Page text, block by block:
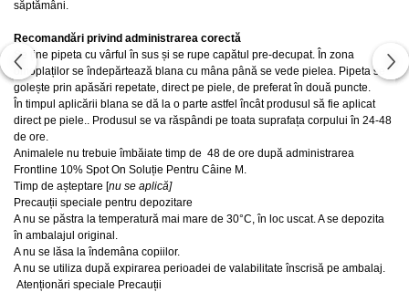
săptămâni.
Recomandări privind administrarea corectă
Se ține pipeta cu vârful în sus și se rupe capătul pre-decupat. În zona
omoplaților se îndepărtează blana cu mâna până se vede pielea. Pipeta se
golește prin apăsări repetate, direct pe piele, de preferat în două puncte.
În timpul aplicării blana se dă la o parte astfel încât produsul să fie aplicat
direct pe piele.. Produsul se va răspândi pe toata suprafața corpului în 24-48
de ore.
Animalele nu trebuie îmbăiate timp de 48 de ore după administrarea
Frontline 10% Spot On Soluție Pentru Câine M.
Timp de așteptare [nu se aplică]
Precauții speciale pentru depozitare
A nu se păstra la temperatură mai mare de 30°C, în loc uscat. A se depozita
în ambalajul original.
A nu se lăsa la îndemâna copiilor.
A nu se utiliza după expirarea perioadei de valabilitate înscrisă pe ambalaj.
Atenționări speciale Precauții